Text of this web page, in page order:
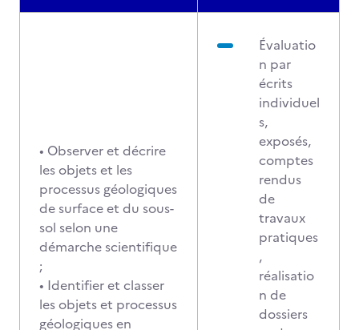
• Observer et décrire
les objets et les
processus géologiques
de surface et du sous-
sol selon une
démarche scientifique
;
• Identifier et classer
les objets et processus
géologiques en
Évaluatio
n par
écrits
individuel
s,
exposés,
comptes
rendus
de
travaux
pratiques
,
réalisatio
n de
dossiers